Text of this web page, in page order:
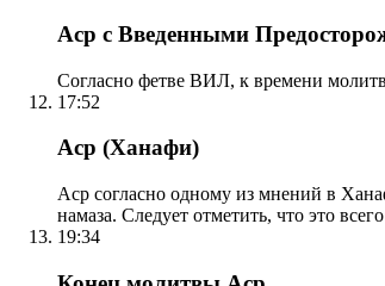
Аср с Введенными
Согласно фетве ВИЛ, к времени
17:52
Аср (Ханафи)
Аср согласно одному из мнений в
намаза. Следует отметить, что это
19:34